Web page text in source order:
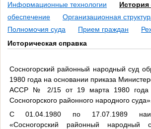
Информационные технологии История
обеспечение
Организационная
Полномочия суда
Прием граждан
Историческая справка
Сосногорский районный народный суд
1980 года на основании приказа
АССР № 2/15 от 19 марта 1980 года
Сосногорского районного народного суда».
С 01.04.1980 по 17.07.1989
«Сосногорский районный народный